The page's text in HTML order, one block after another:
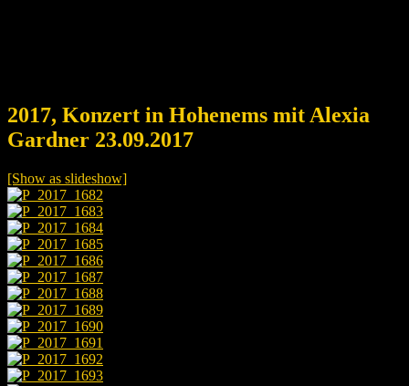
2017, Konzert in Hohenems mit Alexia
Gardner 23.09.2017
[Show as slideshow]